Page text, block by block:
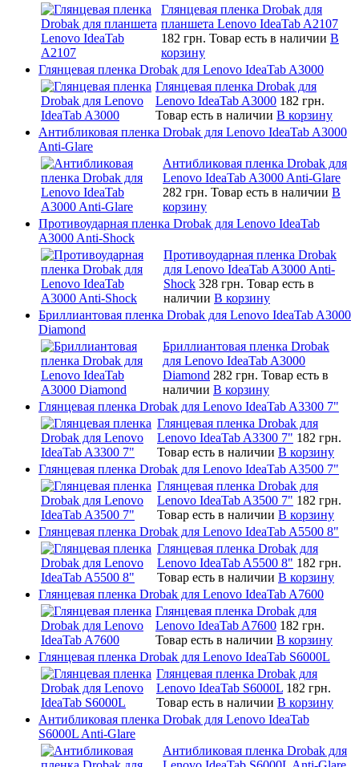
Глянцевая пленка Drobak для
планшета Lenovo IdeaTab A2107
182 грн. Товар есть в наличии В
корзину
Глянцевая пленка Drobak для Lenovo IdeaTab A3000
Глянцевая пленка Drobak для
Lenovo IdeaTab A3000 182 грн.
Товар есть в наличии В корзину
Антибликовая пленка Drobak для Lenovo IdeaTab A3000
Anti-Glare
Антибликовая пленка Drobak для
Lenovo IdeaTab A3000 Anti-Glare
282 грн. Товар есть в наличии В
корзину
Противоударная пленка Drobak для Lenovo IdeaTab
A3000 Anti-Shock
Противоударная пленка Drobak
для Lenovo IdeaTab A3000 Anti-
Shock 328 грн. Товар есть в
наличии В корзину
Бриллиантовая пленка Drobak для Lenovo IdeaTab A3000
Diamond
Бриллиантовая пленка Drobak
для Lenovo IdeaTab A3000
Diamond 282 грн. Товар есть в
наличии В корзину
Глянцевая пленка Drobak для Lenovo IdeaTab A3300 7"
Глянцевая пленка Drobak для
Lenovo IdeaTab A3300 7" 182 грн.
Товар есть в наличии В корзину
Глянцевая пленка Drobak для Lenovo IdeaTab A3500 7"
Глянцевая пленка Drobak для
Lenovo IdeaTab A3500 7" 182 грн.
Товар есть в наличии В корзину
Глянцевая пленка Drobak для Lenovo IdeaTab A5500 8"
Глянцевая пленка Drobak для
Lenovo IdeaTab A5500 8" 182 грн.
Товар есть в наличии В корзину
Глянцевая пленка Drobak для Lenovo IdeaTab A7600
Глянцевая пленка Drobak для
Lenovo IdeaTab A7600 182 грн.
Товар есть в наличии В корзину
Глянцевая пленка Drobak для Lenovo IdeaTab S6000L
Глянцевая пленка Drobak для
Lenovo IdeaTab S6000L 182 грн.
Товар есть в наличии В корзину
Антибликовая пленка Drobak для Lenovo IdeaTab
S6000L Anti-Glare
Антибликовая пленка Drobak для